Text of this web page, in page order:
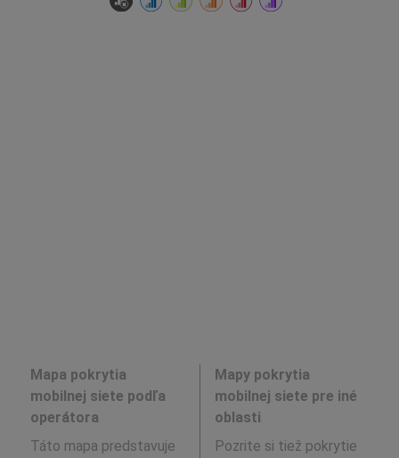
Mapa pokrytia
mobilnej siete podľa
operátora
Táto mapa predstavuje
Mapy pokrytia
mobilnej siete pre iné
oblasti
Pozrite si tiež pokrytie